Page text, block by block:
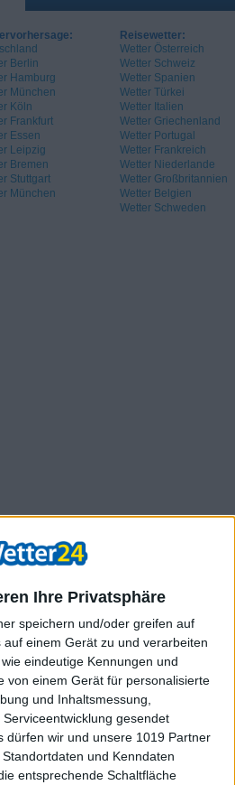
Ihre Privatsphäre
speichern und/oder greifen auf
einem Gerät zu und verarbeiten
eindeutige Kennungen und
von einem Gerät für personalisierte
und Inhaltsmessung,
gesendet
dürfen wir und unsere 1019 Partner
und Kenndaten
entsprechende Schaltfläche
Berlin
Hamburg
München
Köln
Frankfurt
Essen
Leipzig
Bremen
Stuttgart
München
Reisewetter:
Wetter Österreich
Wetter Schweiz
Wetter Spanien
Wetter Türkei
Wetter Italien
Wetter Griechenland
Wetter Portugal
Wetter Frankreich
Wetter Niederlande
Wetter Großbritannien
Wetter Belgien
Wetter Schweden